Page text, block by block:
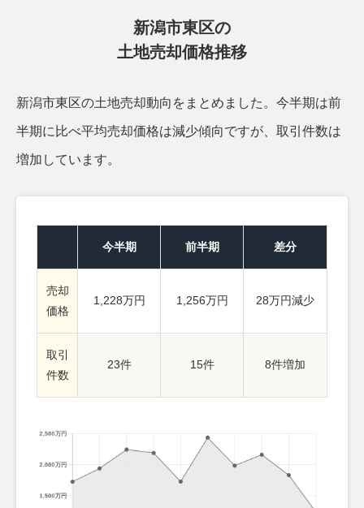
新潟市東区の
土地売却価格推移
新潟市東区の土地売却動向をまとめました。 今半期は前
半期に比べ平均売却価格は減少傾向ですが、取引件数は
増加しています。
今半期 前半期 差分
売却
価格
1,228万円 1,256万円 28万円減少
取引
件数
23件 15件 8件増加